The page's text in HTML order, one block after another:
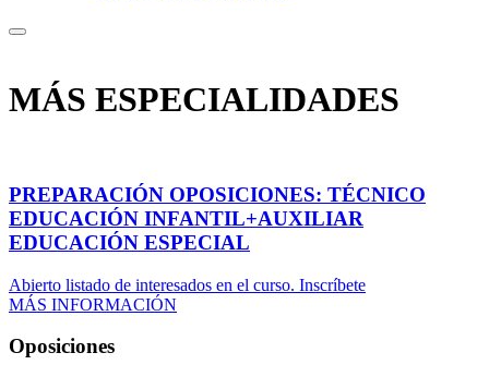
MÁS ESPECIALIDADES
PREPARACIÓN OPOSICIONES: TÉCNICO
EDUCACIÓN INFANTIL+AUXILIAR
EDUCACIÓN ESPECIAL
Abierto listado de interesados en el curso. Inscríbete
MÁS INFORMACIÓN
Oposiciones